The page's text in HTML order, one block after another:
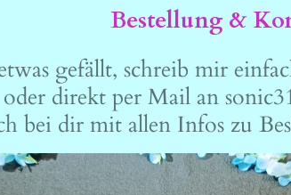
Bestellung &
gefällt, schreib mir
oder direkt per Mail an
bei dir mit allen Infos zu